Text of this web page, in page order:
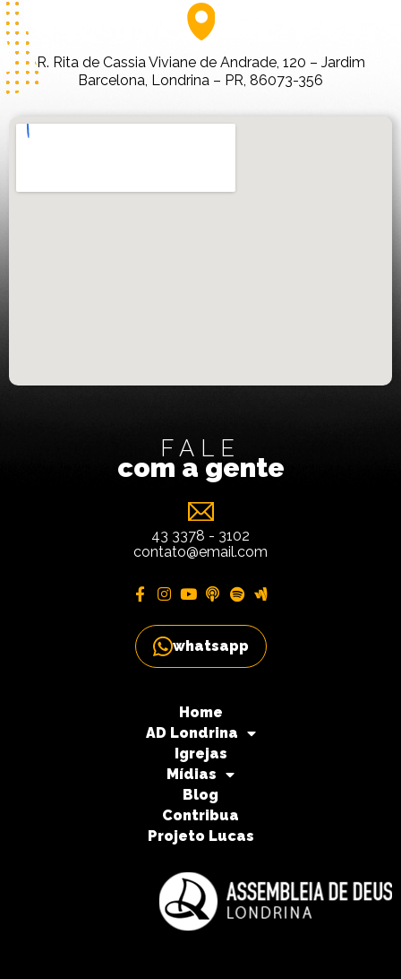
R. Rita de Cassia Viviane de Andrade, 120 – Jardim
Barcelona, Londrina – PR, 86073-356
FALE
com a gente
43 3378 - 3102
contato@email.com
whatsapp
Home
AD Londrina
Igrejas
Mídias
Blog
Contribua
Projeto Lucas